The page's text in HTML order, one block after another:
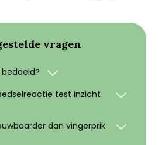
vragen
test inzicht
dan vingerprik